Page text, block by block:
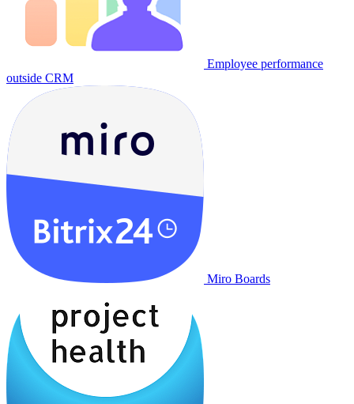
Employee performance
outside CRM
Miro Boards